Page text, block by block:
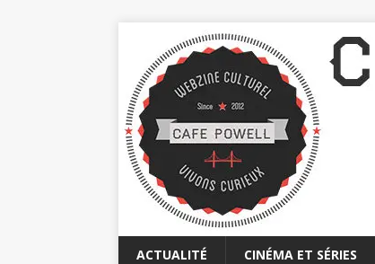
ACTUALITÉ CINÉMA ET SÉRIES